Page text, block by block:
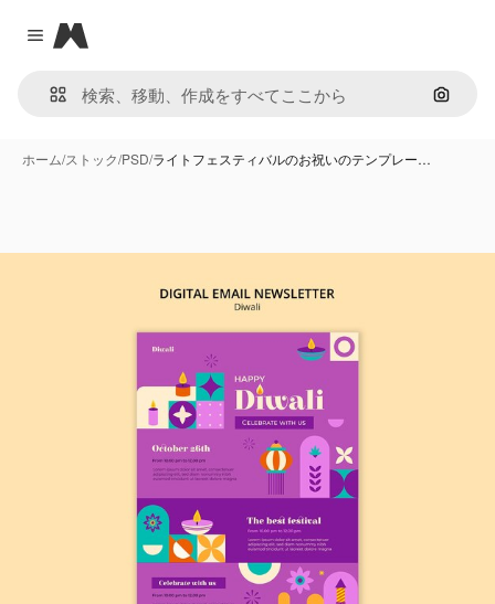
Close menu
Magnific
画像で
ホーム/ストック/PSD/ライトフェスティバルのお祝いのテンプレー…